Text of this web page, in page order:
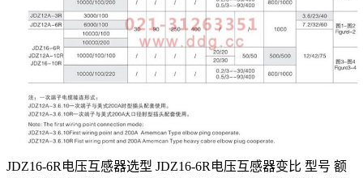
JDZ16-6R电压互感器选型 JDZ16-6R电压互感器变比 型号 额